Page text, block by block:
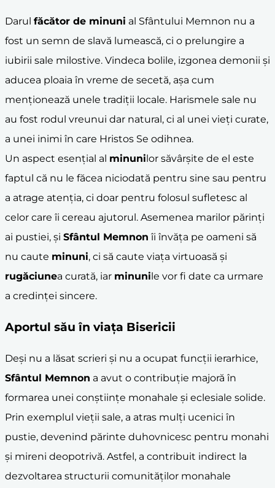
Darul făcător de minuni al Sfântului Memnon nu a
fost un semn de slavă lumească, ci o prelungire a
iubirii sale milostive. Vindeca bolile, izgonea demonii și
aducea ploaia în vreme de secetă, așa cum
menționează unele tradiții locale. Harismele sale nu
au fost rodul vreunui dar natural, ci al unei vieți curate,
a unei inimi în care Hristos Se odihnea.
Un aspect esențial al minuni lor săvârșite de el este
faptul că nu le făcea niciodată pentru sine sau pentru
a atrage atenția, ci doar pentru folosul sufletesc al
celor care îi cereau ajutorul. Asemenea marilor părinți
ai pustiei, și Sfântul Memnon îi învăța pe oameni să
nu caute minuni, ci să caute viața virtuoasă și
rugăciunea curată, iar minuni le vor fi date ca urmare
a credinței sincere.
Aportul său în viața Bisericii
Deși nu a lăsat scrieri și nu a ocupat funcții ierarhice,
Sfântul Memnon a avut o contribuție majoră în
formarea unei conștiințe monahale și eclesiale solide.
Prin exemplul vieții sale, a atras mulți ucenici în
pustie, devenind părinte duhovnicesc pentru monahi
și mireni deopotrivă. Astfel, a contribuit indirect la
dezvoltarea structurii comunităților monahale